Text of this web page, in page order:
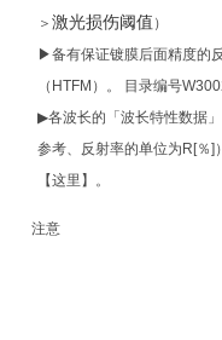
＞ 激光损伤阈值 ）
▶备有保证镀膜后面精度的
（HTFM）。 目录编号
▶各波长的「波长特性数据
参考、反射率的单位为R[％]
【这里】。
注意